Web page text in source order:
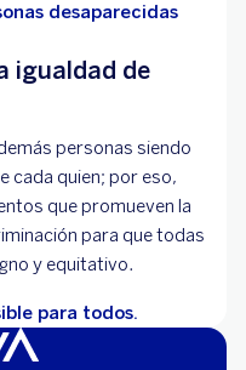
desaparecidas
igualdad de
personas siendo
cada quien; por eso,
que promueven la
para que todas
y equitativo.
para todos.